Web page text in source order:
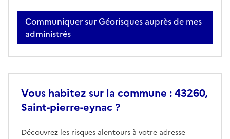
Communiquer sur Géorisques auprès de mes
administrés
Vous habitez sur la commune : 43260,
Saint-pierre-eynac ?
Découvrez les risques alentours à votre adresse